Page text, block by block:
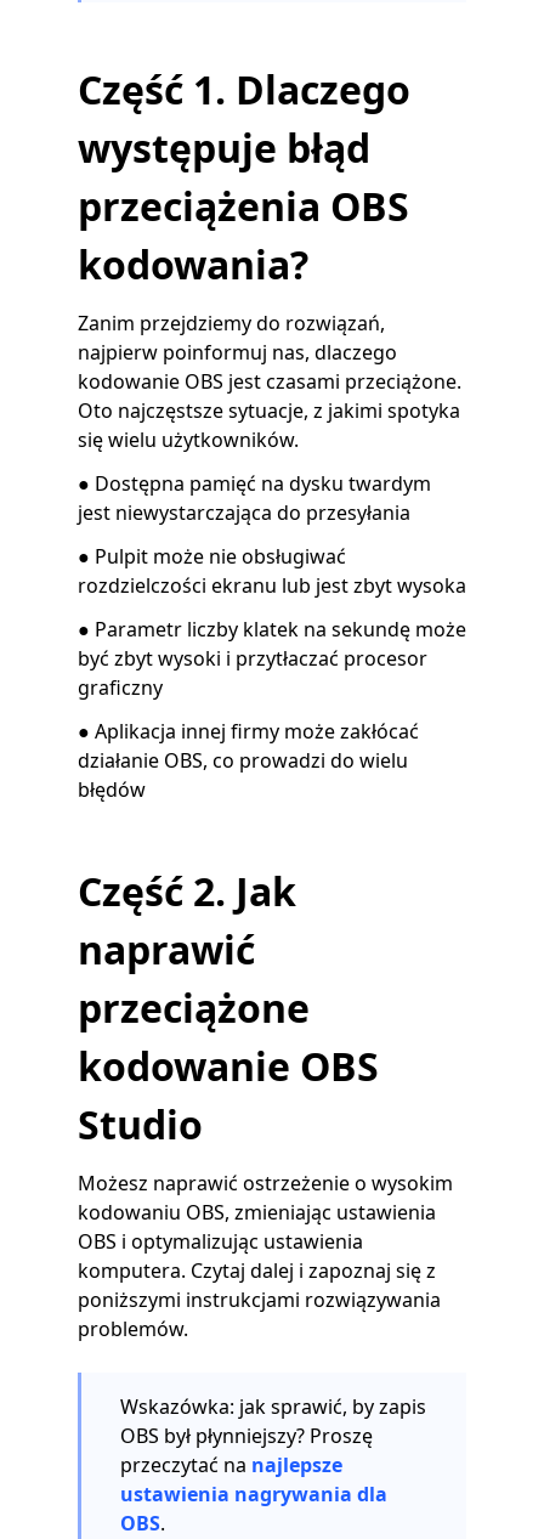
Część 1. Dlaczego
występuje błąd
przeciążenia OBS
kodowania?
Zanim przejdziemy do rozwiązań,
najpierw poinformuj nas, dlaczego
kodowanie OBS jest czasami przeciążone.
Oto najczęstsze sytuacje, z jakimi spotyka
się wielu użytkowników.
● Dostępna pamięć na dysku twardym
jest niewystarczająca do przesyłania
● Pulpit może nie obsługiwać
rozdzielczości ekranu lub jest zbyt wysoka
● Parametr liczby klatek na sekundę może
być zbyt wysoki i przytłaczać procesor
graficzny
● Aplikacja innej firmy może zakłócać
działanie OBS, co prowadzi do wielu
błędów
Część 2. Jak
naprawić
przeciążone
kodowanie OBS
Studio
Możesz naprawić ostrzeżenie o wysokim
kodowaniu OBS, zmieniając ustawienia
OBS i optymalizując ustawienia
komputera. Czytaj dalej i zapoznaj się z
poniższymi instrukcjami rozwiązywania
problemów.
Wskazówka: jak sprawić, by zapis
OBS był płynniejszy? Proszę
przeczytać na najlepsze
ustawienia nagrywania dla
OBS.